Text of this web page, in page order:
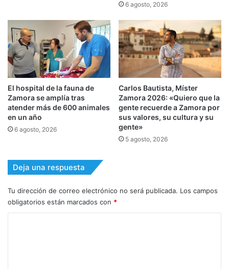
6 agosto, 2026
El hospital de la fauna de
Zamora se amplía tras
atender más de 600 animales
en un año
6 agosto, 2026
Carlos Bautista, Míster
Zamora 2026: «Quiero que la
gente recuerde a Zamora por
sus valores, su cultura y su
gente»
5 agosto, 2026
Deja una respuesta
Tu dirección de correo electrónico no será publicada. Los campos
obligatorios están marcados con *